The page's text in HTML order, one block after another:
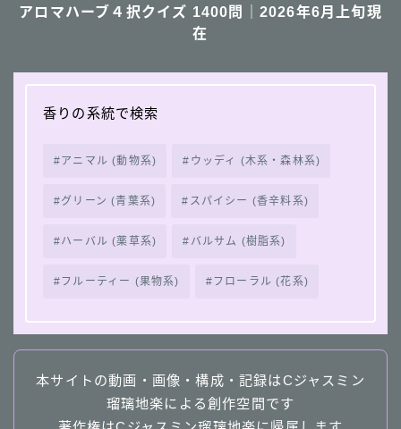
アロマハーブ４択クイズ 1400問｜2026年6月上旬現
在
香りの系統で検索
アニマル (動物系) ウッディ (木系・森林系)
グリーン (青葉系) スパイシー (香辛料系)
ハーバル (薬草系) バルサム (樹脂系)
フルーティー (果物系) フローラル (花系)
本サイトの動画・画像・構成・記録はCジャスミン
瑠璃地楽による創作空間です